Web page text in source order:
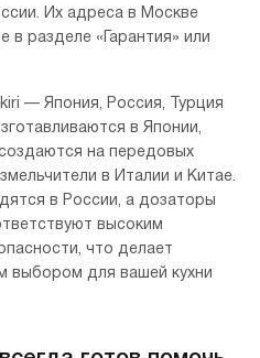
Их адреса в Москве
разделе «Гарантия» или
— Япония, Россия, Турция
в Японии,
на передовых
в Италии и Китае.
в России, а дозаторы
высоким
что делает
выбором для вашей кухни